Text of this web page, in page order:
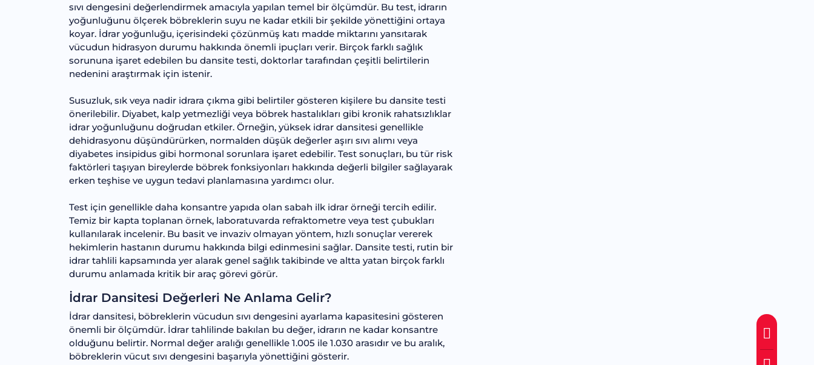
sıvı dengesini değerlendirmek amacıyla yapılan temel bir ölçümdür. Bu test, idrarın
yoğunluğunu ölçerek böbreklerin suyu ne kadar etkili bir şekilde yönettiğini ortaya
koyar. İdrar yoğunluğu, içerisindeki çözünmüş katı madde miktarını yansıtarak
vücudun hidrasyon durumu hakkında önemli ipuçları verir. Birçok farklı sağlık
sorununa işaret edebilen bu dansite testi, doktorlar tarafından çeşitli belirtilerin
nedenini araştırmak için istenir.
Susuzluk, sık veya nadir idrara çıkma gibi belirtiler gösteren kişilere bu dansite testi
önerilebilir. Diyabet, kalp yetmezliği veya böbrek hastalıkları gibi kronik rahatsızlıklar
idrar yoğunluğunu doğrudan etkiler. Örneğin, yüksek idrar dansitesi genellikle
dehidrasyonu düşündürürken, normalden düşük değerler aşırı sıvı alımı veya
diyabetes insipidus gibi hormonal sorunlara işaret edebilir. Test sonuçları, bu tür risk
faktörleri taşıyan bireylerde böbrek fonksiyonları hakkında değerli bilgiler sağlayarak
erken teşhise ve uygun tedavi planlamasına yardımcı olur.
Test için genellikle daha konsantre yapıda olan sabah ilk idrar örneği tercih edilir.
Temiz bir kapta toplanan örnek, laboratuvarda refraktometre veya test çubukları
kullanılarak incelenir. Bu basit ve invaziv olmayan yöntem, hızlı sonuçlar vererek
hekimlerin hastanın durumu hakkında bilgi edinmesini sağlar. Dansite testi, rutin bir
idrar tahlili kapsamında yer alarak genel sağlık takibinde ve altta yatan birçok farklı
durumu anlamada kritik bir araç görevi görür.
İdrar Dansitesi Değerleri Ne Anlama Gelir?
İdrar dansitesi, böbreklerin vücudun sıvı dengesini ayarlama kapasitesini gösteren
önemli bir ölçümdür. İdrar tahlilinde bakılan bu değer, idrarın ne kadar konsantre
olduğunu belirtir. Normal değer aralığı genellikle 1.005 ile 1.030 arasıdır ve bu aralık,
böbreklerin vücut sıvı dengesini başarıyla yönettiğini gösterir.